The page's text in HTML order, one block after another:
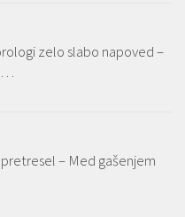
zelo slabo napoved –
– Med gašenjem